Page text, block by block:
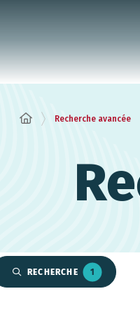
Recherche avancée
RECHERCHE 1